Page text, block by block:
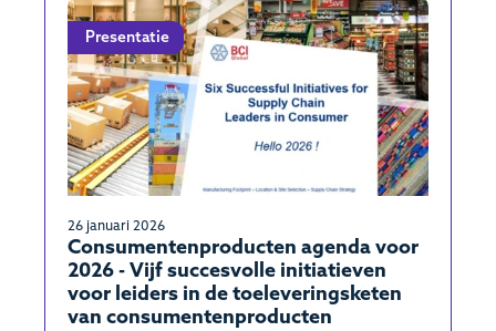
Presentatie
26 januari 2026
Consumentenproducten agenda voor
2026 - Vijf succesvolle initiatieven
voor leiders in de toeleveringsketen
van consumentenproducten